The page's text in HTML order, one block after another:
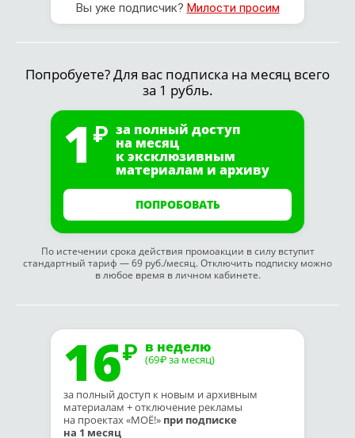
Вы уже подписчик? Милости просим
Попробуете? Для вас подписка на месяц всего
за 1 рубль.
1 за полный доступ
на месяц
к эксклюзивным
материалам и архиву
ПОПРОБОВАТЬ
По истечении срока действия промоакции в силу вступит
стандартный тариф — 69 руб./месяц. Отключить подписку можно
в любое время в личном кабинете.
16 в неделю
(69₽ за месяц)
за полный доступ к новым и архивным
материалам + отключение рекламы
на проектах «МОЁ!» при подписке
на 1 месяц